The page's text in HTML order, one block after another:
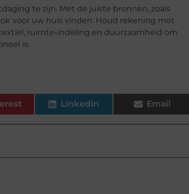
te zijn. Met de juiste bronnen, zoals
voor uw huis vinden. Houd rekening met
ruimte-indeling en duurzaamheid om
is.
LinkedIn Email